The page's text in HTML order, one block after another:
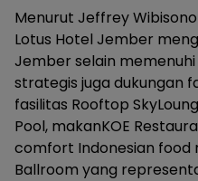
Menurut Jeffrey
Lotus Hotel Jember
Jember selain
strategis juga dukungan
fasilitas Rooftop
Pool, makanKOE
comfort Indonesian food
Ballroom yang